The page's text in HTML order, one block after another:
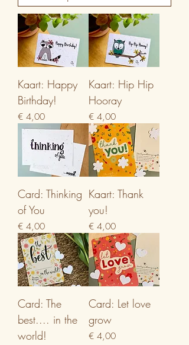
Kaart: Happy
Birthday!
Prijs
€ 4,00
Kaart: Hip Hip
Hooray
Prijs
€ 4,00
Card: Thinking
of You
Prijs
€ 4,00
Kaart: Thank
you!
Prijs
€ 4,00
Card: The
best.... in the
world!
Card: Let love
grow
Prijs
€ 4,00